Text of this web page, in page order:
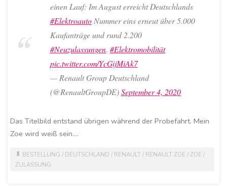
einen Lauf: Im August erreicht Deutschlands
#Elektroauto Nummer eins erneut über 5.000
Kaufanträge und rund 2.200
#Neuzulassungen. #Elektromobilität
pic.twitter.com/YcGijMiAk7
— Renault Group Deutschland
(@RenaultGroupDE)September 4, 2020
Das Titelbild entstand übrigen während der Probefahrt. Mein
Zoe wird weiß sein….
BESTELLUNG / DEUTSCHLAND / RENAULT/ RENAULT ZOE / ZOE /
ZULASSUNG